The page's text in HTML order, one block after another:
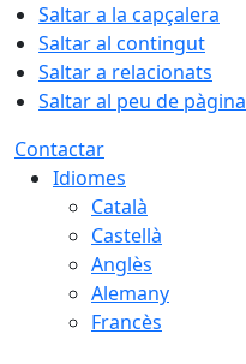
Saltar a la capçalera
Saltar al contingut
Saltar a relacionats
Saltar al peu de pàgina
Contactar
Idiomes
Català
Castellà
Anglès
Alemany
Francès